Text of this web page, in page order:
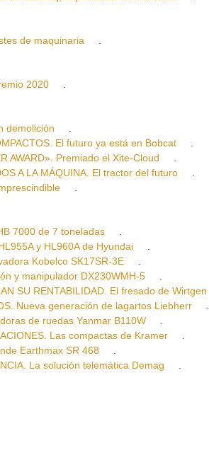
de maquinaria
.
2020
.
demolición
.
El futuro ya está en Bobcat
.
AWARD». Premiado el Xite-Cloud
.
A LA MÁQUINA. El tractor del futuro
.
.
7000 de 7 toneladas
.
y HL960A de Hyundai
.
Kobelco SK17SR-3E
.
y manipulador DX230WMH-5
.
SU RENTABILIDAD. El fresado de Wirtgen
Nueva generación de lagartos Liebherr
.
de ruedas Yanmar B110W
.
Las compactas de Kramer
.
Earthmax SR 468
.
La solución telemática Demag
.